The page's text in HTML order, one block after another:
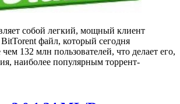
собой легкий, мощный клиент
файл, который сегодня
чем 132 млн пользователей, что делает его,
наиболее популярным торрент-